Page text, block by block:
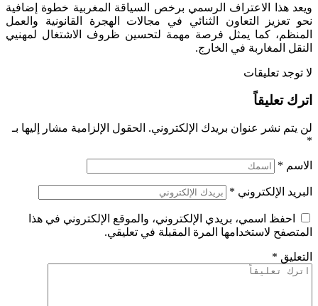
ويعد هذا الاعتراف الرسمي برخص السياقة المغربية خطوة إضافية
نحو تعزيز التعاون الثنائي في مجالات الهجرة القانونية والعمل
المنظم، كما يمثل فرصة مهمة لتحسين ظروف الاشتغال لمهنيي
النقل المغاربة في الخارج.
لا توجد تعليقات
اترك تعليقاً
لن يتم نشر عنوان بريدك الإلكتروني. الحقول الإلزامية مشار إليها بـ
*
الاسم *
البريد الإلكتروني *
احفظ اسمي، بريدي الإلكتروني، والموقع الإلكتروني في هذا
المتصفح لاستخدامها المرة المقبلة في تعليقي.
التعليق *